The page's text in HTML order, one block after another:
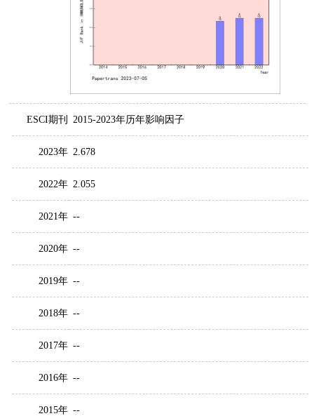
ESCI期刊 2015-2023年历年影响因子
2023年 2.678
2022年 2.055
2021年 --
2020年 --
2019年 --
2018年 --
2017年 --
2016年 --
2015年 --